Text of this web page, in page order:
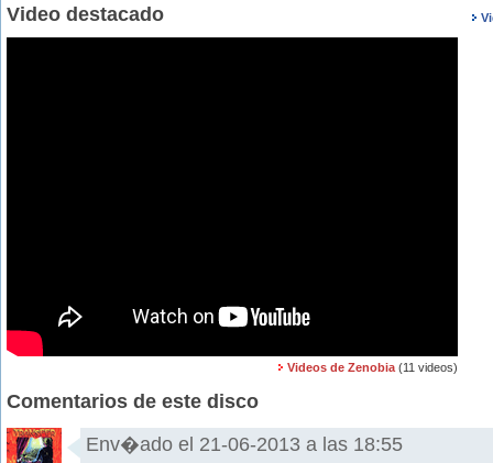
Video destacado
Videos de Zenobia (11 videos)
Comentarios de este disco
Env�ado el 21-06-2013 a las 18:55